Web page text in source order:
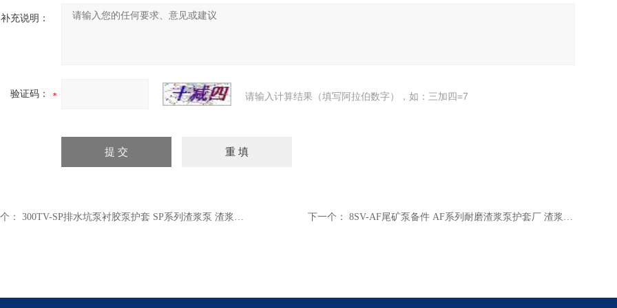
补充说明：
验证码： 请输入计算结果（填写阿拉伯数字），如：三加四=7
： 300TV-SP排水坑泵衬胶泵护套 SP系列渣浆泵 渣浆泵生产 下一个： 8SV-AF尾矿泵备件 AF系列耐磨渣浆泵护套厂 渣浆泵生产